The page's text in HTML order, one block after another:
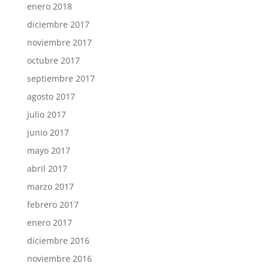
enero 2018
diciembre 2017
noviembre 2017
octubre 2017
septiembre 2017
agosto 2017
julio 2017
junio 2017
mayo 2017
abril 2017
marzo 2017
febrero 2017
enero 2017
diciembre 2016
noviembre 2016